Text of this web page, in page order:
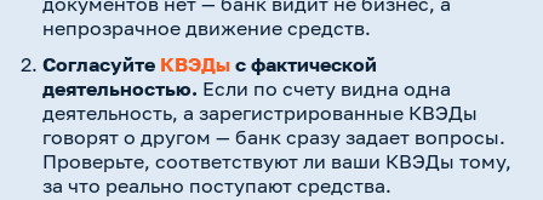
непрозрачное движение средств.
Согласуйте КВЭДы с фактической
деятельностью. Если по счету видна одна
деятельность, а зарегистрированные КВЭДы
говорят о другом — банк сразу задает вопросы.
Проверьте, соответствуют ли ваши КВЭДы тому,
за что реально поступают средства.